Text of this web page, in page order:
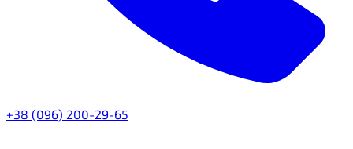
+38 (096) 200-29-65